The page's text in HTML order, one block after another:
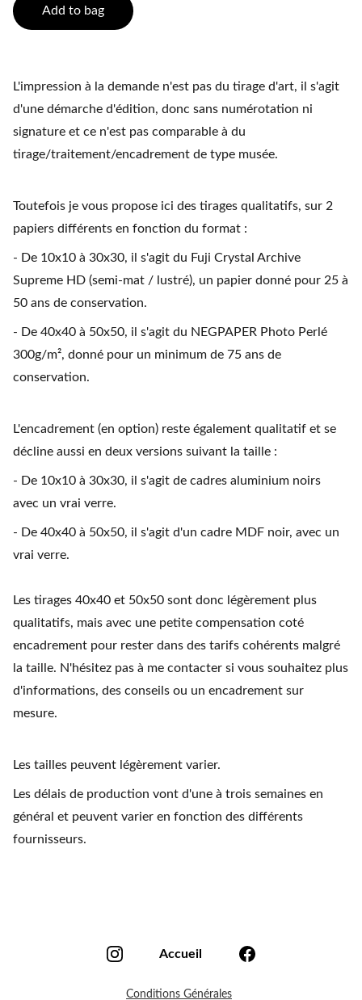
Add to bag
L'impression à la demande n'est pas du tirage d'art, il s'agit
d'une démarche d'édition, donc sans numérotation ni
signature et ce n'est pas comparable à du
tirage/traitement/encadrement de type musée.
Toutefois je vous propose ici des tirages qualitatifs, sur 2
papiers différents en fonction du format :
- De 10x10 à 30x30, il s'agit du Fuji Crystal Archive
Supreme HD (semi-mat / lustré), un papier donné pour 25 à
50 ans de conservation.
- De 40x40 à 50x50, il s'agit du NEGPAPER Photo Perlé
300g/m², donné pour un minimum de 75 ans de
conservation.
L'encadrement (en option) reste également qualitatif et se
décline aussi en deux versions suivant la taille :
- De 10x10 à 30x30, il s'agit de cadres aluminium noirs
avec un vrai verre.
- De 40x40 à 50x50, il s'agit d'un cadre MDF noir, avec un
vrai verre.
Les tirages 40x40 et 50x50 sont donc légèrement plus
qualitatifs, mais avec une petite compensation coté
encadrement pour rester dans des tarifs cohérents malgré
la taille. N'hésitez pas à me contacter si vous souhaitez plus
d'informations, des conseils ou un encadrement sur
mesure.
Les tailles peuvent légèrement varier.
Les délais de production vont d'une à trois semaines en
général et peuvent varier en fonction des différents
fournisseurs.
Accueil
Conditions Générales